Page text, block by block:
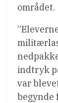
området.
indtryk
var
begynde